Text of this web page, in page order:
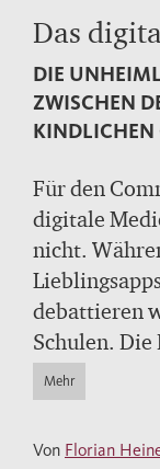
Das
DIE
ZWISCHEN
KINDLICHEN
Für den
digitale
nicht.
debattieren
Schulen. Die
und Social
Mehr
Von Florian